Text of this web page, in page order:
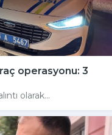
operasyonu: 3
olarak...